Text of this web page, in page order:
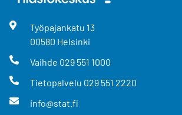
Työpajankatu 13
00580 Helsinki
Vaihde 029 551 1000
Tietopalvelu 029 551 2220
info@stat.fi